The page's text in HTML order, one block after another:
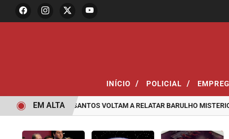
INÍCIO / POLICIAL /
MORADORES DE SANTOS VOLTAM A RELATAR BARULHO MISTERIOSO
EM ALTA